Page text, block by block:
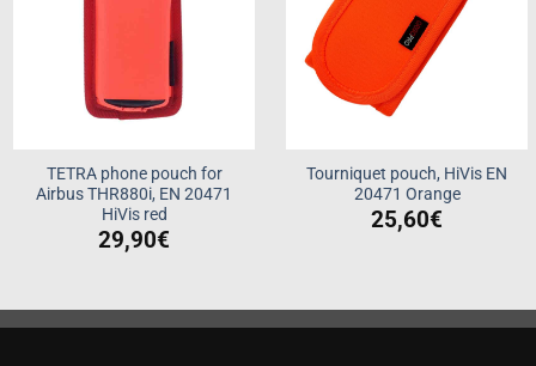
TETRA phone pouch for
Airbus THR880i, EN 20471
HiVis red
29,90€
Tourniquet pouch, HiVis EN
20471 Orange
25,60€